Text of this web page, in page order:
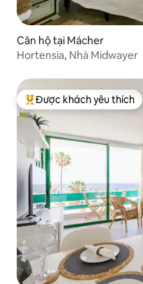
Căn hộ tại Mácher
Hortensia, Nhà Midwayer
Được khách yêu thích nhất
Được khách yêu thích